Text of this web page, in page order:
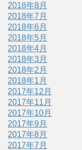
2018年8月
2018年7月
2018年6月
2018年5月
2018年4月
2018年3月
2018年2月
2018年1月
2017年12月
2017年11月
2017年10月
2017年9月
2017年8月
2017年7月